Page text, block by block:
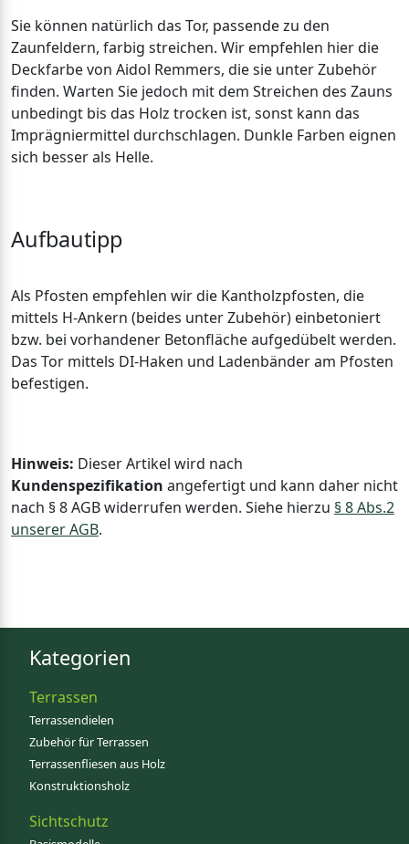
Sie können natürlich das Tor, passende zu den
Zaunfeldern, farbig streichen. Wir empfehlen hier die
Deckfarbe von Aidol Remmers, die sie unter Zubehör
finden. Warten Sie jedoch mit dem Streichen des Zauns
unbedingt bis das Holz trocken ist, sonst kann das
Imprägniermittel durchschlagen. Dunkle Farben eignen
sich besser als Helle.
Aufbautipp
Als Pfosten empfehlen wir die Kantholzpfosten, die
mittels H-Ankern (beides unter Zubehör) einbetoniert
bzw. bei vorhandener Betonfläche aufgedübelt werden.
Das Tor mittels DI-Haken und Ladenbänder am Pfosten
befestigen.
Hinweis: Dieser Artikel wird nach
Kundenspezifikation angefertigt und kann daher nicht
nach § 8 AGB widerrufen werden. Siehe hierzu § 8 Abs.2
unserer AGB.
Kategorien
Terrassen
Terrassendielen
Zubehör für Terrassen
Terrassenfliesen aus Holz
Konstruktionsholz
Sichtschutz